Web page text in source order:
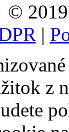
©
|
z